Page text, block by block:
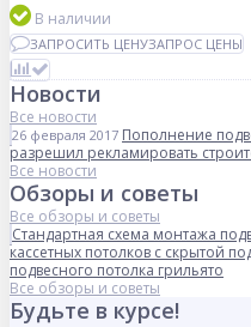
В наличии
ЗАПРОСИТЬ ЦЕНУЗАПРОС ЦЕНЫ
Новости
Все новости
26 февраля 2017 Пополнение
разрешил рекламировать
Все новости
Обзоры и советы
Все обзоры и советы
Стандартная схема монтажа
кассетных потолков с скрытой
подвесного потолка грильято
Все обзоры и советы
Будьте в курсе!